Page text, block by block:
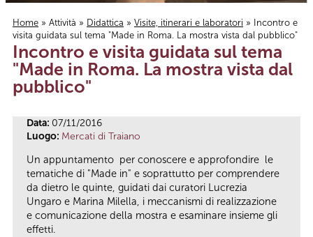
Tu sei qui
Home » Attività » Didattica » Visite, itinerari e laboratori » Incontro e
visita guidata sul tema "Made in Roma. La mostra vista dal pubblico"
Incontro e visita guidata sul tema
"Made in Roma. La mostra vista dal
pubblico"
Data: 07/11/2016
Luogo: Mercati di Traiano
Un appuntamento per conoscere e approfondire le
tematiche di "Made in" e soprattutto per comprendere
da dietro le quinte, guidati dai curatori Lucrezia
Ungaro e Marina Milella, i meccanismi di realizzazione
e comunicazione della mostra e esaminare insieme gli
effetti.